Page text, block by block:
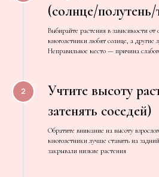
(солнце/полутень/
Выбирайте растения в зависимости от
многолетники любят солнце, а другие
Неправильное место — причина
Учтите высоту
затенять соседей)
Обратите внимание на высоту
многолетники лучше ставить на
закрывали низкие растения